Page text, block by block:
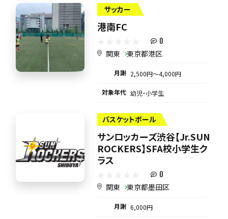
サッカー
港南FC
0
関東 東京都港区
月謝 2,500円〜4,000円
対象年代 幼児・小学生
バスケットボール
サンロッカーズ渋谷【Jr.SUN
ROCKERS】SFA校小学生ク
ラス
0
関東 東京都墨田区
月謝 6,000円